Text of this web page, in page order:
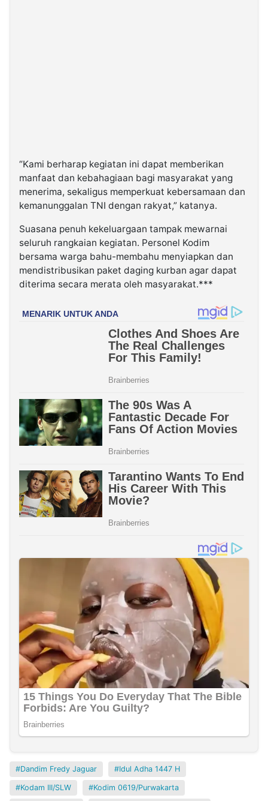
“Kami berharap kegiatan ini dapat memberikan
manfaat dan kebahagiaan bagi masyarakat yang
menerima, sekaligus memperkuat kebersamaan dan
kemanunggalan TNI dengan rakyat,” katanya.
Suasana penuh kekeluargaan tampak mewarnai
seluruh rangkaian kegiatan. Personel Kodim
bersama warga bahu-membahu menyiapkan dan
mendistribusikan paket daging kurban agar dapat
diterima secara merata oleh masyarakat.***
Dandim Fredy Jaguar Idul Adha 1447 H
Kodam III/SLW Kodim 0619/Purwakarta